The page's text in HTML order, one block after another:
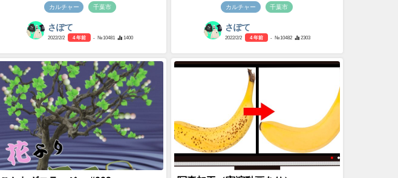
カルチャー 千葉市
さぽて
2022/2/2 4 年前 - №10481 1400
カルチャー 千葉市
さぽて
2022/2/2 4 年前 - №10482 2303